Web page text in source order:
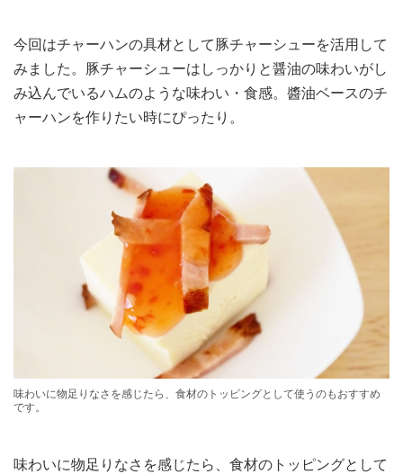
今回はチャーハンの具材として豚チャーシューを活用して
みました。豚チャーシューはしっかりと醤油の味わいがし
み込んでいるハムのような味わい・食感。醬油ベースのチ
ャーハンを作りたい時にぴったり。
味わいに物足りなさを感じたら、食材のトッピングとして使うのもおすすめ
です。
味わいに物足りなさを感じたら、食材のトッピングとして